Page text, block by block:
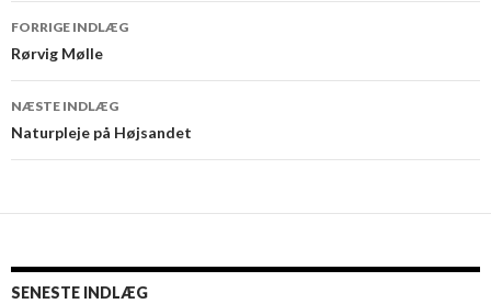
Indlægsnavigation
FORRIGE INDLÆG
Rørvig Mølle
NÆSTE INDLÆG
Naturpleje på Højsandet
SENESTE INDLÆG